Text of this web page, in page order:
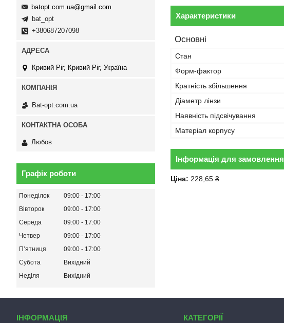
Характеристики
Основні
Стан
Форм-фактор
Кратність збільшення
Діаметр лінзи
Наявність підсвічування
Матеріал корпусу
Інформація для замовлення
Ціна: 228,65 ₴
batopt.com.ua@gmail.com
bat_opt
+380687207098
Кривий Ріг, Кривий Ріг, Україна
Bat-opt.com.ua
Любов
Графік роботи
Понеділок 09:00
17:00
Вівторок
09:00
17:00
Середа
09:00
17:00
Четвер
09:00
17:00
Пʼятниця
09:00
17:00
Субота
Вихідний
Неділя
Вихідний
ІНФОРМАЦІЯ КАТЕГОРІЇ